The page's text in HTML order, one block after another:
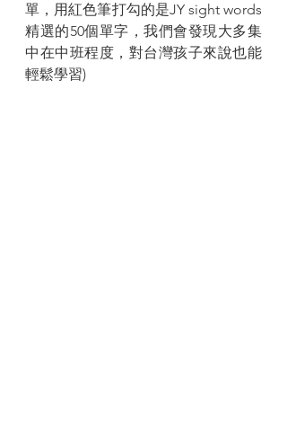
單，用紅色筆打勾的是JY sight words
精選的50個單字，我們會發現大多集
中在中班程度，對台灣孩子來說也能
輕鬆學習)